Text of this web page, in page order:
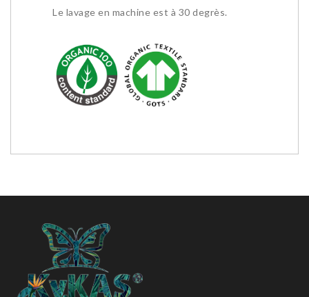
Le lavage en machine est à 30 degrès.